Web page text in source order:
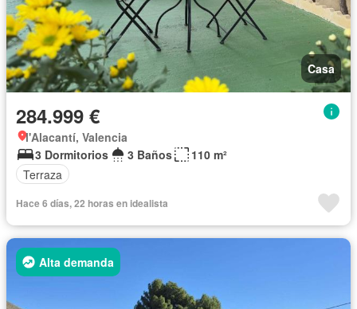
Casa
284.999 €
l'Alacantí, Valencia
3 Dormitorios
3 Baños
110 m²
Terraza
Hace 6 días, 22 horas en idealista
Alta demanda